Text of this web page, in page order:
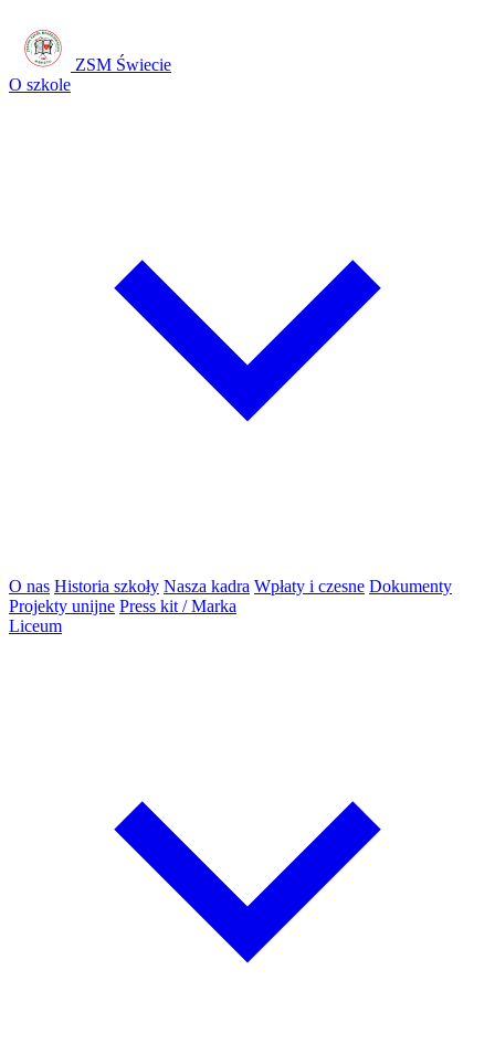
ZSM Świecie
O szkole
O nas Historia szkoły Nasza kadra Wpłaty i czesne Dokumenty
Projekty unijne Press kit / Marka
Liceum